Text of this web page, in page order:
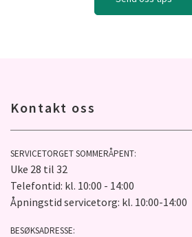
Kontakt oss
SERVICETORGET SOMMERÅPENT:
Uke 28 til 32
Telefontid: kl. 10:00 - 14:00
Åpningstid servicetorg: kl. 10:00-14:00
BESØKSADRESSE: